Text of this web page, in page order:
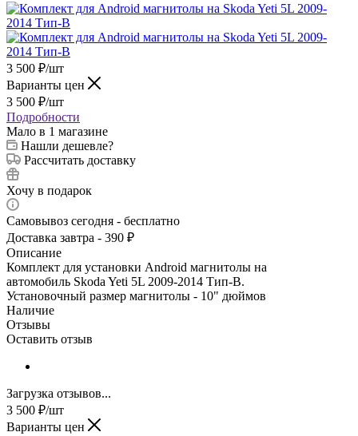
3 500 ₽/шт
Варианты цен
3 500 ₽/шт
Подробности
Мало в 1 магазине
Нашли дешевле?
Рассчитать доставку
Хочу в подарок
Самовывоз сегодня - бесплатно
Доставка завтра - 390 ₽
Описание
Комплект для установки Android магнитолы на
автомобиль Skoda Yeti 5L 2009-2014 Тип-B.
Установочный размер магнитолы - 10" дюймов
Наличие
Отзывы
Оставить отзыв
Загрузка отзывов...
3 500 ₽/шт
Варианты цен